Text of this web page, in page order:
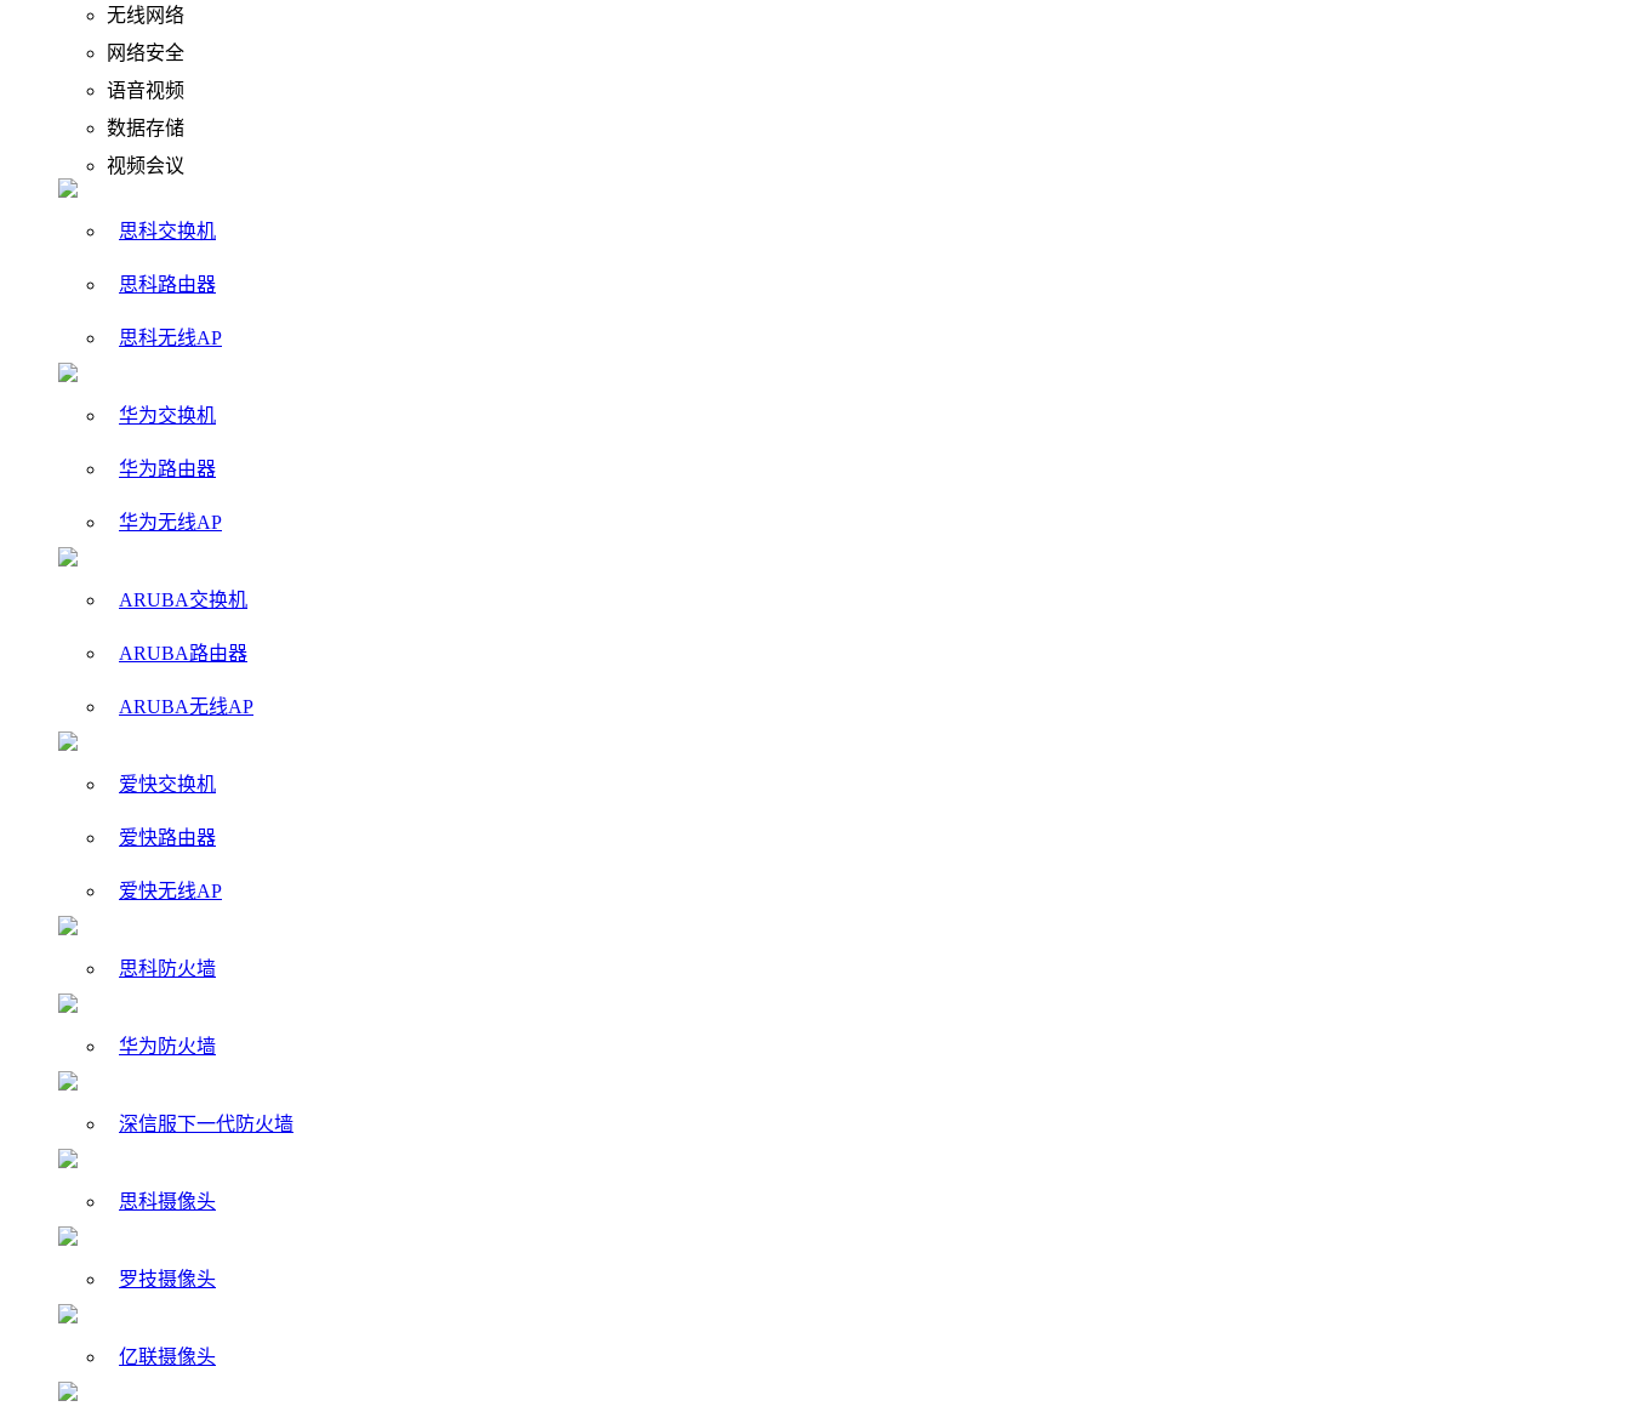
无线网络
网络安全
语音视频
数据存储
视频会议
思科交换机
思科路由器
思科无线AP
华为交换机
华为路由器
华为无线AP
ARUBA交换机
ARUBA路由器
ARUBA无线AP
爱快交换机
爱快路由器
爱快无线AP
思科防火墙
华为防火墙
深信服下一代防火墙
思科摄像头
罗技摄像头
亿联摄像头